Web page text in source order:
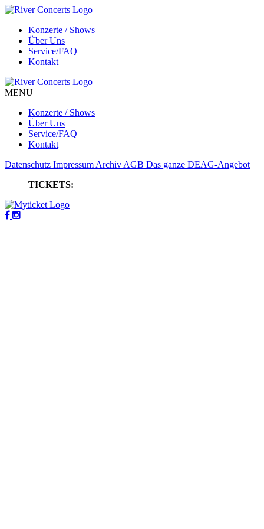
Konzerte / Shows
Über Uns
Service/FAQ
Kontakt
MENU
Konzerte / Shows
Über Uns
Service/FAQ
Kontakt
Datenschutz Impressum Archiv AGB Das ganze DEAG-Angebot
TICKETS: